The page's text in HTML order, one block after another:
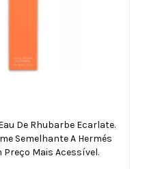
De Rhubarbe Ecarlate.
Semelhante A Hermés
Preço Mais Acessível.